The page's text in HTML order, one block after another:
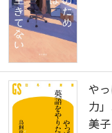
や
力
美